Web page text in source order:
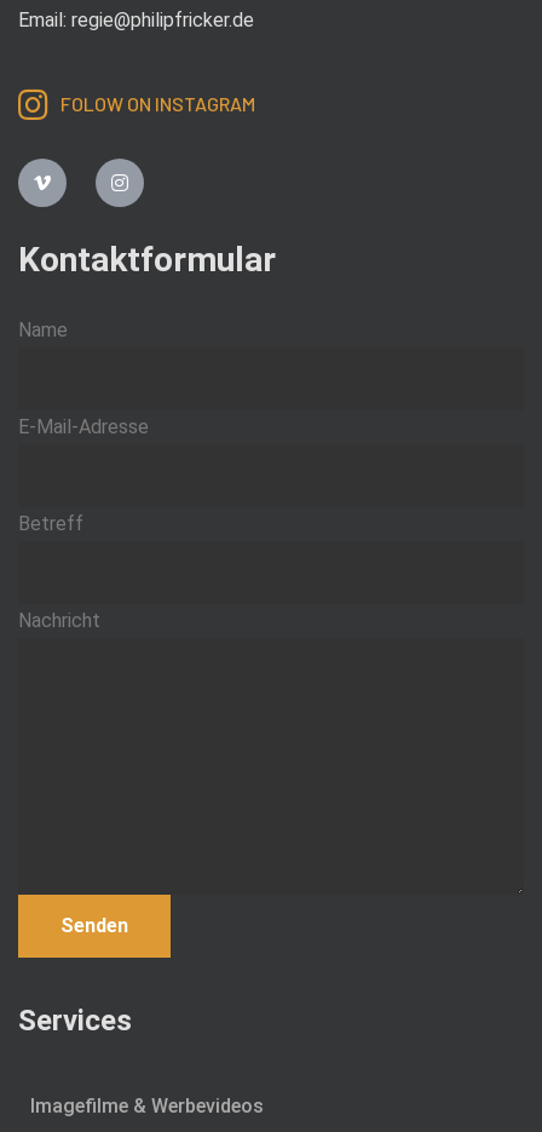
Email: regie@philipfricker.de
FOLOW ON INSTAGRAM
Kontaktformular
Name
E-Mail-Adresse
Betreff
Nachricht
Services
Imagefilme & Werbevideos